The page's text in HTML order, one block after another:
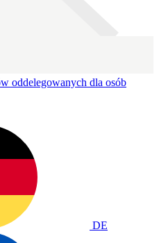
oddelegowanych dla osób
DE